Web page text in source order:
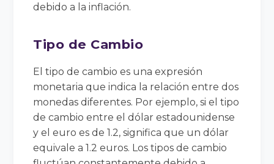
debido a la inflación.
Tipo de Cambio
El tipo de cambio es una expresión
monetaria que indica la relación entre dos
monedas diferentes. Por ejemplo, si el tipo
de cambio entre el dólar estadounidense
y el euro es de 1.2, significa que un dólar
equivale a 1.2 euros. Los tipos de cambio